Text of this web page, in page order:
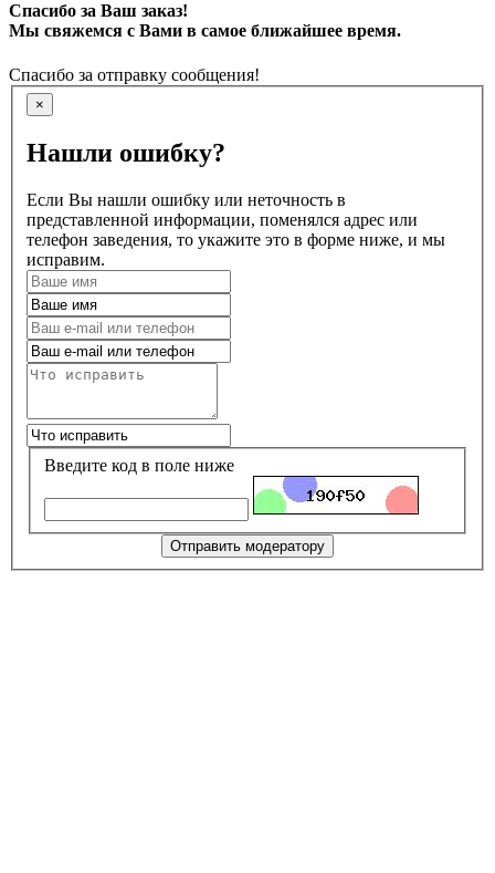
Спасибо за Ваш заказ!
Мы свяжемся с Вами в самое ближайшее время.
Спасибо за отправку сообщения!
×
Нашли ошибку?
Если Вы нашли ошибку или неточность в
представленной информации, поменялся адрес или
телефон заведения, то укажите это в форме ниже, и мы
исправим.
Введите код в поле ниже
Отправить модератору